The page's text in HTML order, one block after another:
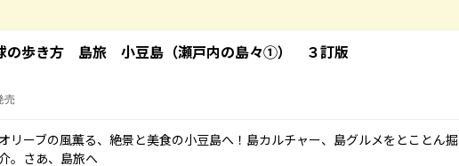
の歩き方 島旅 小豆島（瀬戸内の島々①） ３訂版
売
リーブの風薫る、絶景と美食の小豆島へ！島カルチャー、島グルメをとことん掘
。さあ、島旅へ